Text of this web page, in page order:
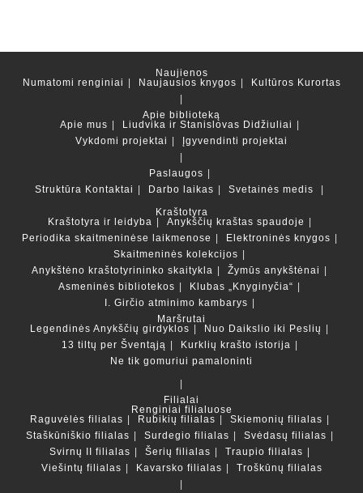
Naujienos
Numatomi renginiai
Naujausios knygos Kultūros Kurortas
Apie biblioteką
Apie mus
Liudvika ir Stanislovas Didžiuliai
Vykdomi projektai
Įgyvendinti projektai
Paslaugos
Struktūra Kontaktai Darbo laikas
Svetainės medis
Kraštotyra
Kraštotyra ir leidyba
Anykščių kraštas spaudoje
Periodika skaitmeninėse laikmenose
Elektroninės knygos
Skaitmeninės kolekcijos
Anykštėno kraštotyrininko skaitykla
Žymūs anykštėnai
Asmeninės bibliotekos
Klubas „Knyginyčia“
I. Girčio atminimo kambarys
Maršrutai
Legendinės Anykščių girdyklos
Nuo Daikslio iki Peslių
13 tiltų per Šventąją
Kurklių krašto istorija
Ne tik gomuriui pamaloninti
Filialai
Renginiai filialuose
Raguvėlės filialas
Rubikių filialas
Skiemonių filialas
Staškūniškio filialas
Surdegio filialas
Svėdasų filialas
Svirnų II filialas
Šerių filialas
Traupio filialas
Viešintų filialas
Kavarsko filialas Troškūnų filialas